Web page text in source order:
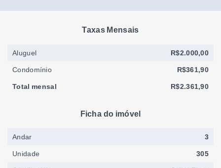
Taxas Mensais
Aluguel R$2.000,00
Condomínio R$361,90
Total mensal R$2.361,90
Ficha do imóvel
Andar 3
Unidade 305